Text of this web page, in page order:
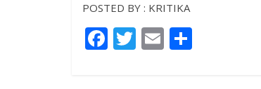
POSTED BY : KRITIKA
F
a
T
w
E
m